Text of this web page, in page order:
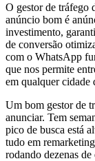
O gestor de tráfego
anúncio bom é
investimento,
de conversão
com o WhatsApp
que nos permite
em qualquer cidade
Um bom gestor de
anunciar. Tem
pico de busca está
tudo em
rodando dezenas